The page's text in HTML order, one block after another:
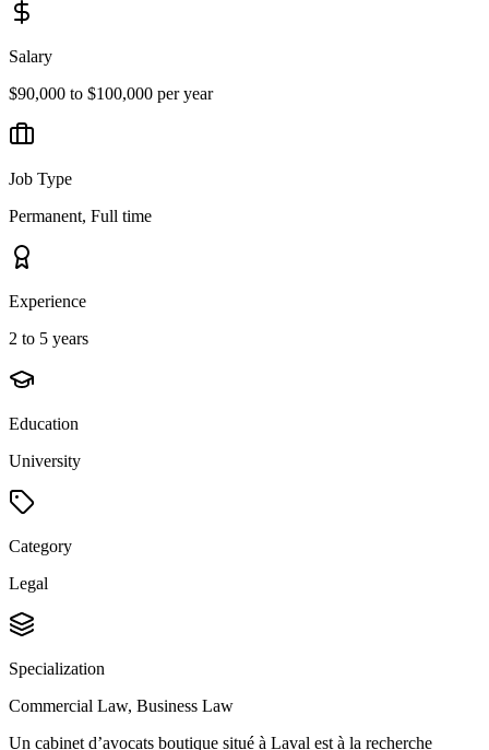
Salary
$90,000 to $100,000 per year
Job Type
Permanent, Full time
Experience
2 to 5 years
Education
University
Category
Legal
Specialization
Commercial Law, Business Law
Un cabinet d’avocats boutique situé à Laval est à la recherche